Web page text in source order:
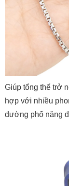
Giúp tổng thể trở
hợp với nhiều
đường phố năng